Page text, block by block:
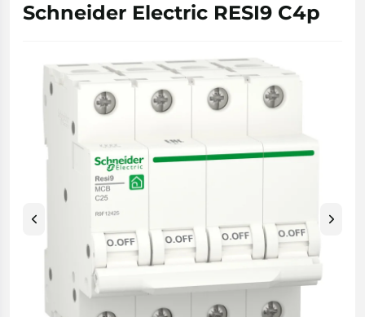
Schneider Electric RESI9 C4р